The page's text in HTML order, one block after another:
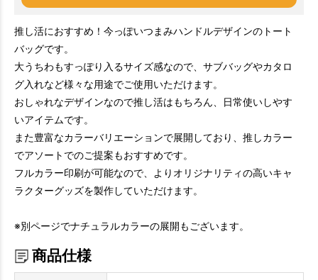
推し活におすすめ！今っぽいつまみハンドルデザインのトート
バッグです。
大うちわもすっぽり入るサイズ感なので、サブバッグやカタロ
グ入れなど様々な用途でご使用いただけます。
おしゃれなデザインなので推し活はもちろん、日常使いしやす
いアイテムです。
また豊富なカラーバリエーションで展開しており、推しカラー
でアソートでのご提案もおすすめです。
フルカラー印刷が可能なので、よりオリジナリティの高いキャ
ラクターグッズを製作していただけます。
※別ページでナチュラルカラーの展開もございます。
商品仕様